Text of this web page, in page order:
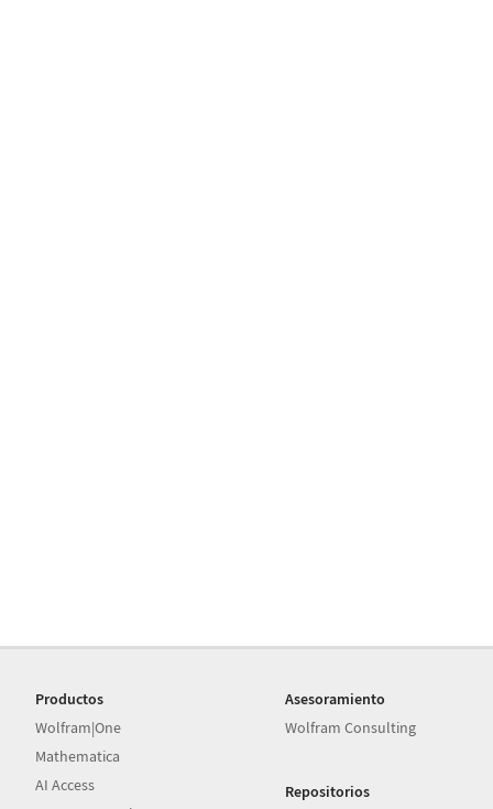
Productos
Wolfram|One
Mathematica
AI Access
Asesoramiento
Wolfram Consulting
Repositorios